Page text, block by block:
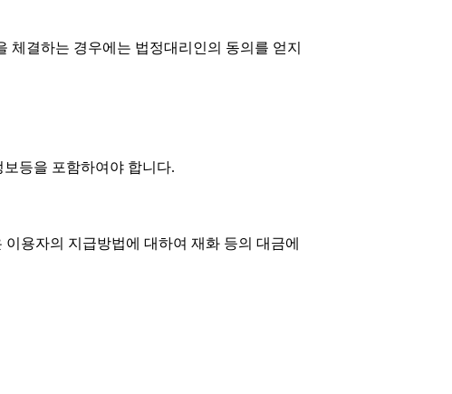
결하는 경우에는 법정대리인의 동의를 얻지
등을 포함하여야 합니다.
용자의 지급방법에 대하여 재화 등의 대금에